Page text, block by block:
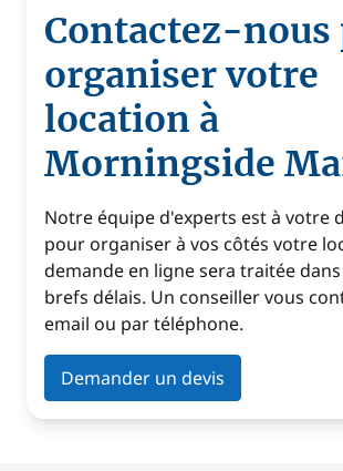
Contactez-nous
organiser votre
location à
Morningside
Notre équipe d'experts est à votre
pour organiser à vos côtés votre
demande en ligne sera traitée
brefs délais. Un conseiller vous
email ou par téléphone.
Demander un devis